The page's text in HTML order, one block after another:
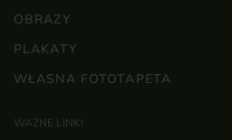
OBRAZY
PLAKATY
WŁASNA FOTOTAPETA
WAŻNE LINKI